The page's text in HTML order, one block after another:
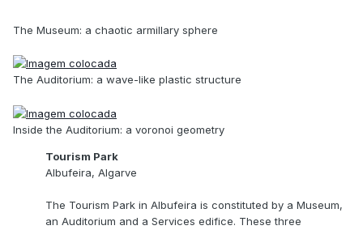
The Museum: a chaotic armillary sphere
The Auditorium: a wave-like plastic structure
Inside the Auditorium: a voronoi geometry
Tourism Park
Albufeira, Algarve
The Tourism Park in Albufeira is constituted by a Museum,
an Auditorium and a Services edifice. These three